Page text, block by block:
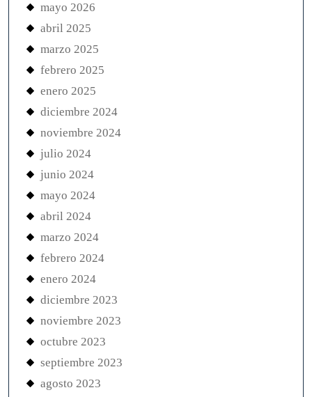
mayo 2026
abril 2025
marzo 2025
febrero 2025
enero 2025
diciembre 2024
noviembre 2024
julio 2024
junio 2024
mayo 2024
abril 2024
marzo 2024
febrero 2024
enero 2024
diciembre 2023
noviembre 2023
octubre 2023
septiembre 2023
agosto 2023